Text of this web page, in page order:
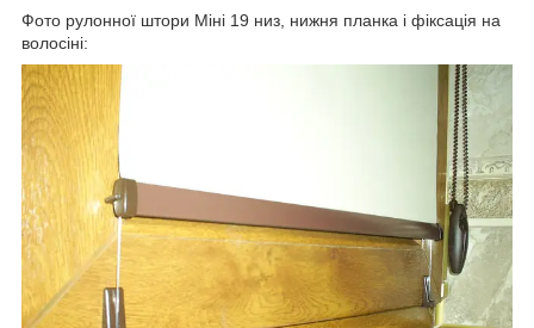
Фото рулонної штори Міні 19 низ, нижня планка і фіксація на
волосіні: